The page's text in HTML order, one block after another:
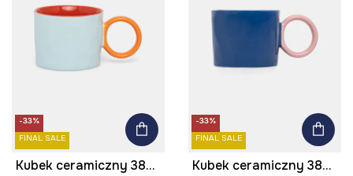
-33%
FINAL SALE
Kubek ceramiczny 380 ml
-33%
FINAL SALE
Kubek ceramiczny 380 ml